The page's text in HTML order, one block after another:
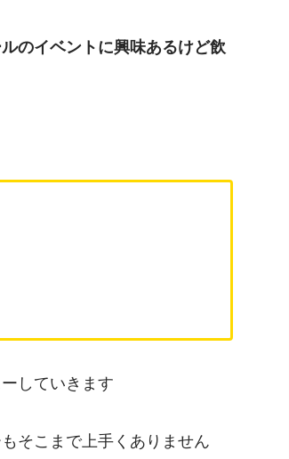
のイベントに興味あるけど飲
していきます
そこまで上手くありません